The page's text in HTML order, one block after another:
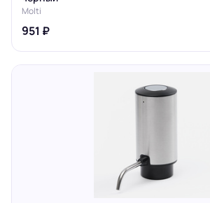
Molti
951 ₽